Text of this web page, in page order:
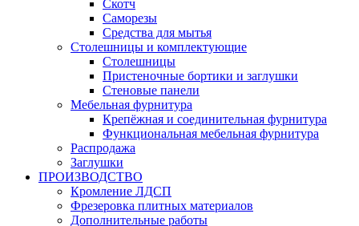
Скотч
Саморезы
Средства для мытья
Столешницы и комплектующие
Столешницы
Пристеночные бортики и заглушки
Стеновые панели
Мебельная фурнитура
Крепёжная и соединительная фурнитура
Функциональная мебельная фурнитура
Распродажа
Заглушки
ПРОИЗВОДСТВО
Кромление ЛДСП
Фрезеровка плитных материалов
Дополнительные работы